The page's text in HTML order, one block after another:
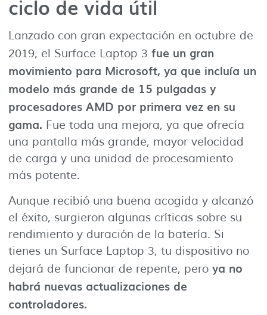
ciclo de vida útil
Lanzado con gran expectación en octubre de
2019, el Surface Laptop 3 fue un gran
movimiento para Microsoft, ya que incluía un
modelo más grande de 15 pulgadas y
procesadores AMD por primera vez en su
gama. Fue toda una mejora, ya que ofrecía
una pantalla más grande, mayor velocidad
de carga y una unidad de procesamiento
más potente.
Aunque recibió una buena acogida y alcanzó
el éxito, surgieron algunas críticas sobre su
rendimiento y duración de la batería. Si
tienes un Surface Laptop 3, tu dispositivo no
dejará de funcionar de repente, pero ya no
habrá nuevas actualizaciones de
controladores.